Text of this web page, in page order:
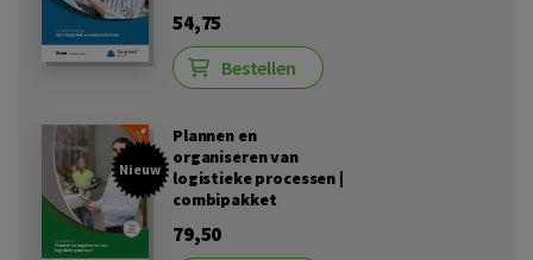
54,75
Bestellen
Nieuw
Plannen en
organiseren van
logistieke processen |
combipakket
79,50